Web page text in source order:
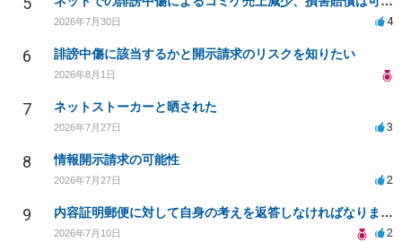
2026年7月30日 4
6 誹謗中傷に該当するかと開示請求のリスクを知りたい
2026年8月1日
7 ネットストーカーと晒された
2026年7月27日 3
8 情報開示請求の可能性
2026年7月27日 2
9 内容証明郵便に対して自身の考えを返答しなければなりませんか？
2026年7月10日 2